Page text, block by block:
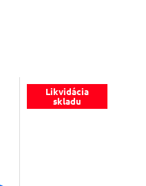
Likvidácia
skladu